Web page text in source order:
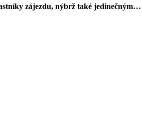
zájezdu, nýbrž také jedinečným…